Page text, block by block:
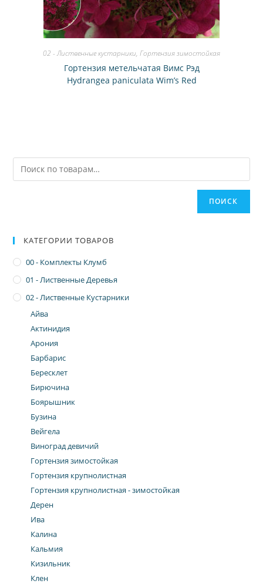
02 - Лиственные кустарники, Гортензия зимостойкая
Гортензия метельчатая Вимс Рэд
Hydrangea paniculata Wim’s Red
ПОИСК
КАТЕГОРИИ ТОВАРОВ
00 - Комплекты Клумб
01 - Лиственные Деревья
02 - Лиственные Кустарники
Айва
Актинидия
Арония
Барбарис
Бересклет
Бирючина
Боярышник
Бузина
Вейгела
Виноград девичий
Гортензия зимостойкая
Гортензия крупнолистная
Гортензия крупнолистная - зимостойкая
Дерен
Ива
Калина
Кальмия
Кизильник
Клен